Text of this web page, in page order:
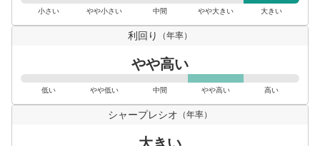
小さい やや小さい 中間 やや大きい 大きい
利回り （年率）
やや高い
低い やや低い 中間 やや高い 高い
シャープレシオ （年率）